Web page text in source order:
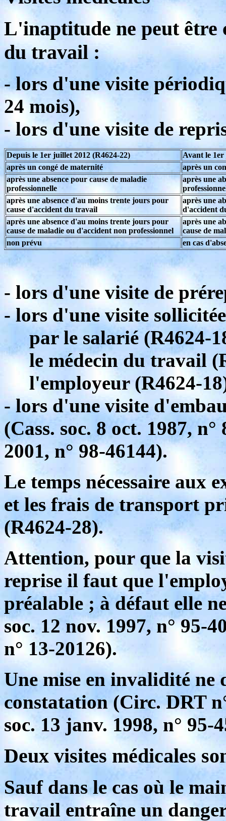
L'inaptitude ne peut être
du travail :
- lors d'une visite
24 mois),
- lors d'une visite de
Depuis le 1er juillet 2012 (R4624-22)
Avant le
après un congé de maternité
après un
après une absence pour cause de maladie
professionnelle
après une
après une absence d'au moins trente jours pour
cause d'accident du travail
après une
d'accident
après une absence d'au moins trente jours pour
cause de maladie ou d'accident non professionnel
après une
cause de
non prévu
en cas
- lors d'une visite de
- lors d'une visite sollicitée
par le salarié (R4624-
le médecin du travail
l'employeur (R4624-
- lors d'une visite
(Cass. soc. 8 oct. 1987,
2001, n° 98-46144).
Le temps nécessaire aux
et les frais de transport
(R4624-28).
Attention, pour que la
reprise il faut que
préalable ; à défaut elle
soc. 12 nov. 1997, n° 95-
n° 13-20126).
Une mise en invalidité ne
constatation (Circ. DRT
soc. 13 janv. 1998, n° 95-
Deux visites médicales
Sauf dans le cas où le
travail entraîne un